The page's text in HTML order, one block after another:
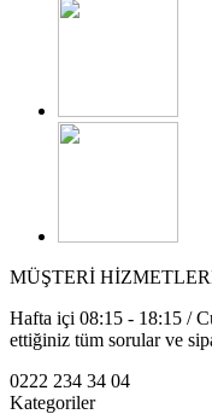
MÜŞTERİ
Hafta içi 08:15 - 18:15 /
ettiğiniz tüm sorular ve
0222 234 34 04
Kategoriler